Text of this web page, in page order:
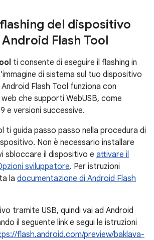
del dispositivo
Flash Tool
ti consente di eseguire il flashing in
di sistema sul tuo dispositivo
Flash Tool funziona con
che supporti WebUSB, come
e versioni successive.
ti guida passo passo nella procedura di
Non è necessario installare
sbloccare il dispositivo e attivare il
sviluppatore. Per istruzioni
la documentazione di Android Flash
tramite USB, quindi vai ad Android
il seguente link e segui le istruzioni
flash.android.com/preview/baklava-